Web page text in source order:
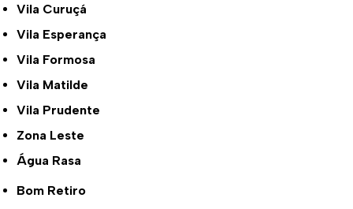
Vila Curuçá
Vila Esperança
Vila Formosa
Vila Matilde
Vila Prudente
Zona Leste
Água Rasa
Bom Retiro